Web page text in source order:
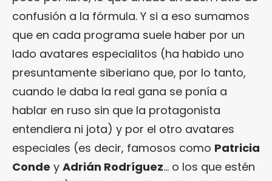
confusión a la fórmula. Y si a eso sumamos
que en cada programa suele haber por un
lado avatares especialitos (ha habido uno
presuntamente siberiano que, por lo tanto,
cuando le daba la real gana se ponía a
hablar en ruso sin que la protagonista
entendiera ni jota) y por el otro avatares
especiales (es decir, famosos como Patricia
Conde y Adrián Rodríguez… o los que estén